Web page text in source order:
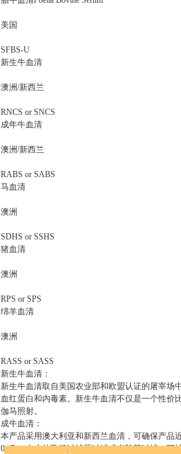
美国
SFBS-U
新生牛血清
澳洲/新西兰
RNCS or SNCS
成年牛血清
澳洲/新西兰
RABS or SABS
马血清
澳洲
SDHS or SSHS
猪血清
澳洲
RPS or SPS
绵羊血清
澳洲
RASS or SASS
新生牛血清：
新生牛血清取自美国农业部和欧盟认证的屠宰场
血红蛋白和内毒素。新生牛血清不仅是一个性价
伽马照射。
成牛血清：
本产品采用澳大利亚和新西兰血清，可确保产品
0.45um大小的孔径过滤器过滤或者除菌过滤，可